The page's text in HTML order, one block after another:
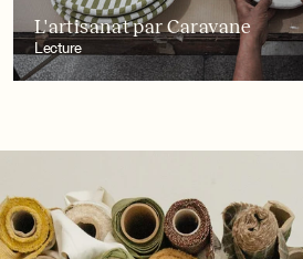
L'artisanat par Caravane
Lecture